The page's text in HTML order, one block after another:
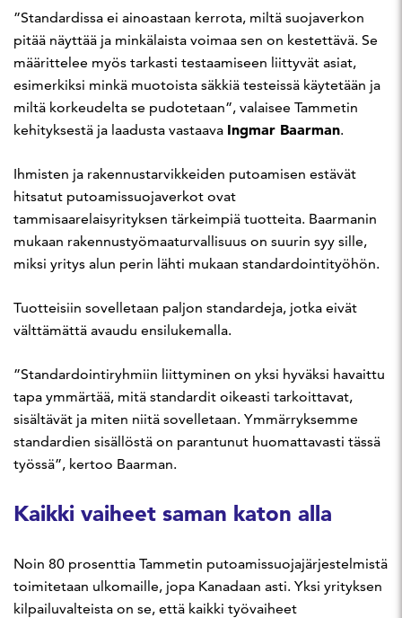
”Standardissa ei ainoastaan kerrota, miltä suojaverkon
pitää näyttää ja minkälaista voimaa sen on kestettävä. Se
määrittelee myös tarkasti testaamiseen liittyvät asiat,
esimerkiksi minkä muotoista säkkiä testeissä käytetään ja
miltä korkeudelta se pudotetaan”, valaisee Tammetin
kehityksestä ja laadusta vastaava Ingmar Baarman.
Ihmisten ja rakennustarvikkeiden putoamisen estävät
hitsatut putoamissuojaverkot ovat
tammisaarelaisyrityksen tärkeimpiä tuotteita. Baarmanin
mukaan rakennustyömaaturvallisuus on suurin syy sille,
miksi yritys alun perin lähti mukaan standardointityöhön.
Tuotteisiin sovelletaan paljon standardeja, jotka eivät
välttämättä avaudu ensilukemalla.
”Standardointiryhmiin liittyminen on yksi hyväksi havaittu
tapa ymmärtää, mitä standardit oikeasti tarkoittavat,
sisältävät ja miten niitä sovelletaan. Ymmärryksemme
standardien sisällöstä on parantunut huomattavasti tässä
työssä”, kertoo Baarman.
Kaikki vaiheet saman katon alla
Noin 80 prosenttia Tammetin putoamissuojajärjestelmistä
toimitetaan ulkomaille, jopa Kanadaan asti. Yksi yrityksen
kilpailuvalteista on se, että kaikki työvaiheet